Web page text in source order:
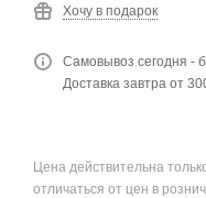
Хочу в подарок
Самовывоз сегодня -
Доставка завтра от
Цена действительна
отличаться от цен в